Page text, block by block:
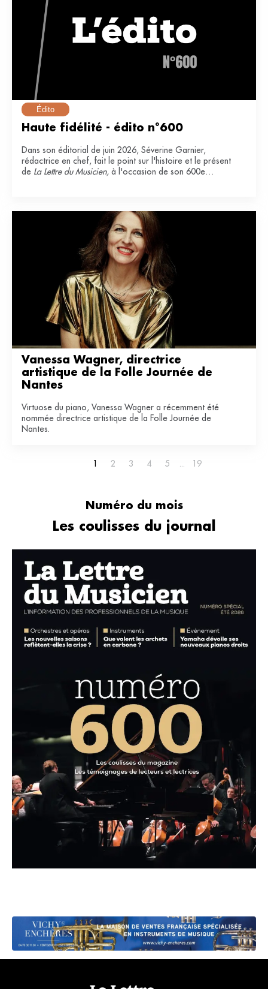
Édito
Haute fidélité - édito n°600
Dans son éditorial de juin 2026, Séverine Garnier,
rédactrice en chef, fait le point sur l'histoire et le présent
de La Lettre du Musicien, à l'occasion de son 600e
Vanessa Wagner, directrice
artistique de la Folle Journée de
Nantes
Virtuose du piano, Vanessa Wagner a récemment été
nommée directrice artistique de la Folle Journée de
Nantes.
1 2 3 4 5 19
Numéro du mois
Les coulisses du journal